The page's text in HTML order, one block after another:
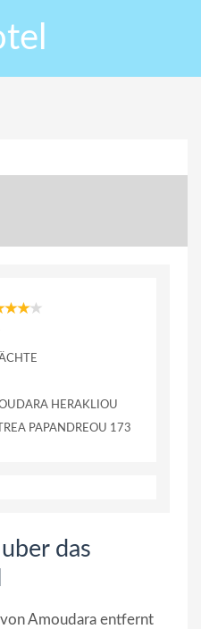
HERAKLIOU
PAPANDREOU 173
das
Amoudara entfernt